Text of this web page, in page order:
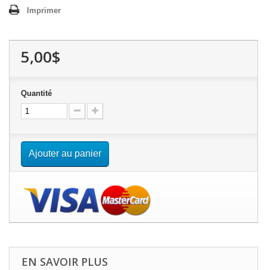
Imprimer
5,00$
Quantité
Ajouter au panier
EN SAVOIR PLUS